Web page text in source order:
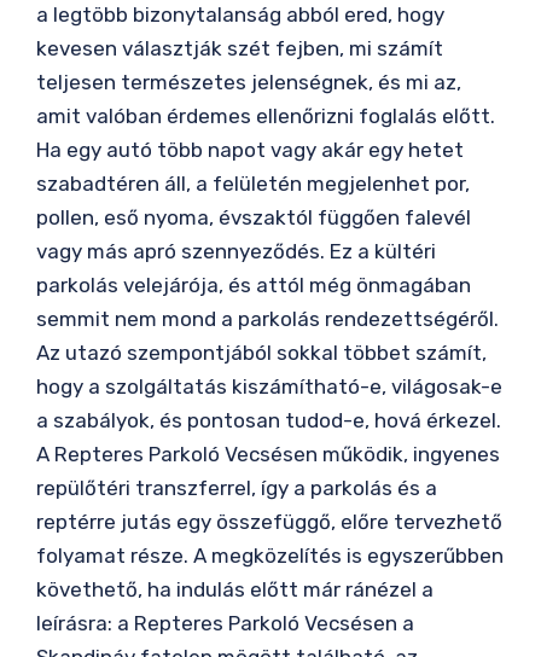
a legtöbb bizonytalanság abból ered, hogy
kevesen választják szét fejben, mi számít
teljesen természetes jelenségnek, és mi az,
amit valóban érdemes ellenőrizni foglalás előtt.
Ha egy autó több napot vagy akár egy hetet
szabadtéren áll, a felületén megjelenhet por,
pollen, eső nyoma, évszaktól függően falevél
vagy más apró szennyeződés. Ez a kültéri
parkolás velejárója, és attól még önmagában
semmit nem mond a parkolás rendezettségéről.
Az utazó szempontjából sokkal többet számít,
hogy a szolgáltatás kiszámítható-e, világosak-e
a szabályok, és pontosan tudod-e, hová érkezel.
A Repteres Parkoló Vecsésen működik, ingyenes
repülőtéri transzferrel, így a parkolás és a
reptérre jutás egy összefüggő, előre tervezhető
folyamat része. A megközelítés is egyszerűbben
követhető, ha indulás előtt már ránézel a
leírásra: a Repteres Parkoló Vecsésen a